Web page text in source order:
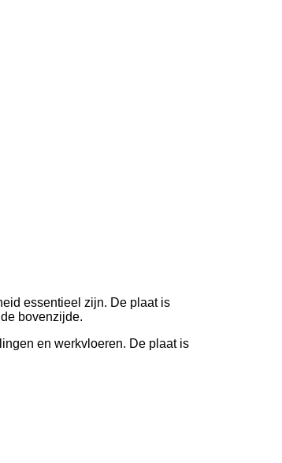
essentieel zijn. De plaat is
bovenzijde.
en werkvloeren. De plaat is